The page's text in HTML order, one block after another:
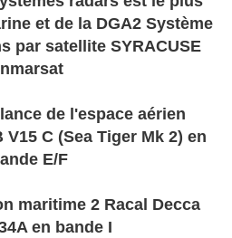
et de la DGA2 Système
par satellite SYRACUSE
de l'espace aérien
C (Sea Tiger Mk 2) en
E/F
maritime 2 Racal Decca
en bande I